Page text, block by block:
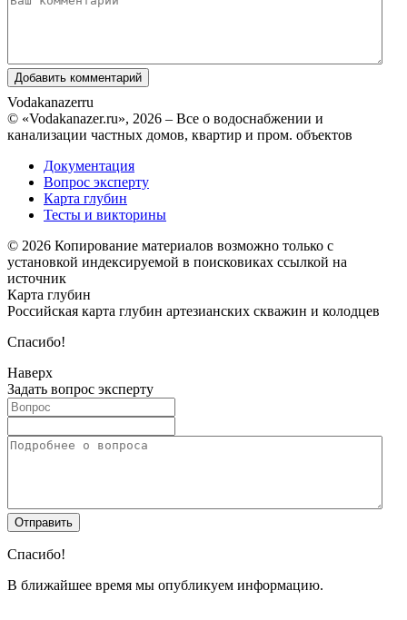
Vodakanazerru
© «Vodakanazer.ru», 2026 – Все о водоснабжении и
канализации частных домов, квартир и пром. объектов
Документация
Вопрос эксперту
Карта глубин
Тесты и викторины
© 2026 Копирование материалов возможно только с
установкой индексируемой в поисковиках ссылкой на
источник
Карта глубин
Российская карта глубин артезианских скважин и колодцев
Спасибо!
Наверх
Задать вопрос эксперту
Спасибо!
В ближайшее время мы опубликуем информацию.